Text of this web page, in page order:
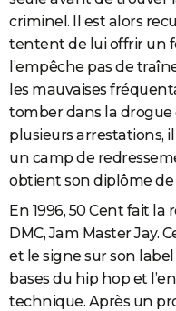
criminel. Il est alors
tentent de lui offrir un
l’empêche pas de
les mauvaises
tomber dans la drogue
plusieurs arrestations,
un camp de
obtient son diplôme de
En 1996, 50 Cent fait
DMC, Jam Master Jay.
et le signe sur son
bases du hip hop et
technique. Après un